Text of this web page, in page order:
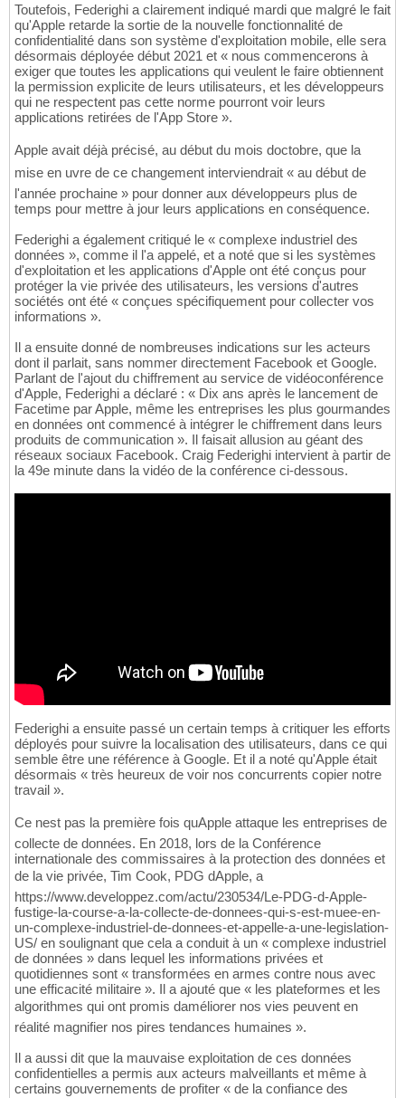
Toutefois, Federighi a clairement indiqué mardi que malgré le fait
qu'Apple retarde la sortie de la nouvelle fonctionnalité de
confidentialité dans son système d'exploitation mobile, elle sera
désormais déployée début 2021 et « nous commencerons à
exiger que toutes les applications qui veulent le faire obtiennent
la permission explicite de leurs utilisateurs, et les développeurs
qui ne respectent pas cette norme pourront voir leurs
applications retirées de l'App Store ».
Apple avait déjà précisé, au début du mois doctobre, que la
mise en uvre de ce changement interviendrait « au début de
l'année prochaine » pour donner aux développeurs plus de
temps pour mettre à jour leurs applications en conséquence.
Federighi a également critiqué le « complexe industriel des
données », comme il l'a appelé, et a noté que si les systèmes
d'exploitation et les applications d'Apple ont été conçus pour
protéger la vie privée des utilisateurs, les versions d'autres
sociétés ont été « conçues spécifiquement pour collecter vos
informations ».
Il a ensuite donné de nombreuses indications sur les acteurs
dont il parlait, sans nommer directement Facebook et Google.
Parlant de l'ajout du chiffrement au service de vidéoconférence
d'Apple, Federighi a déclaré : « Dix ans après le lancement de
Facetime par Apple, même les entreprises les plus gourmandes
en données ont commencé à intégrer le chiffrement dans leurs
produits de communication ». Il faisait allusion au géant des
réseaux sociaux Facebook. Craig Federighi intervient à partir de
la 49e minute dans la vidéo de la conférence ci-dessous.
Federighi a ensuite passé un certain temps à critiquer les efforts
déployés pour suivre la localisation des utilisateurs, dans ce qui
semble être une référence à Google. Et il a noté qu'Apple était
désormais « très heureux de voir nos concurrents copier notre
travail ».
Ce nest pas la première fois quApple attaque les entreprises de
collecte de données. En 2018, lors de la Conférence
internationale des commissaires à la protection des données et
de la vie privée, Tim Cook, PDG dApple, a
https://www.developpez.com/actu/230534/Le-PDG-d-Apple-
fustige-la-course-a-la-collecte-de-donnees-qui-s-est-muee-en-
un-complexe-industriel-de-donnees-et-appelle-a-une-legislation-
US/ en soulignant que cela a conduit à un « complexe industriel
de données » dans lequel les informations privées et
quotidiennes sont « transformées en armes contre nous avec
une efficacité militaire ». Il a ajouté que « les plateformes et les
algorithmes qui ont promis daméliorer nos vies peuvent en
réalité magnifier nos pires tendances humaines ».
Il a aussi dit que la mauvaise exploitation de ces données
confidentielles a permis aux acteurs malveillants et même à
certains gouvernements de profiter « de la confiance des